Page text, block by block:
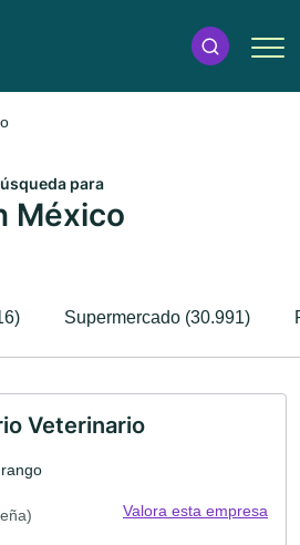
para
México
Supermercado (30.991)
Veterinario
Valora esta empresa